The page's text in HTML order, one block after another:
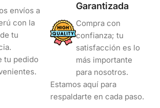
envíos a
con la
tu
tu pedido
Garantizada
Compra con
confianza; tu
satisfacción es lo
más importante
para nosotros.
Estamos aquí para
respaldarte en cada paso.